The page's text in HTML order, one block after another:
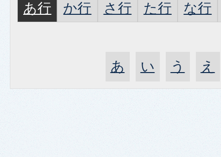
あ行 か行 さ行 た行 な行
あ い う え